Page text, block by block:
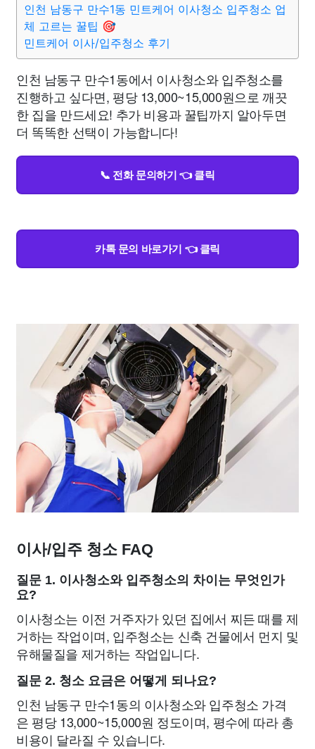
인천 남동구 만수1동 민트케어 이사청소 입주청소 업
체 고르는 꿀팁 🎯
민트케어 이사/입주청소 후기
인천 남동구 만수1동에서 이사청소와 입주청소를
진행하고 싶다면, 평당 13,000~15,000원으로 깨끗
한 집을 만드세요! 추가 비용과 꿀팁까지 알아두면
더 똑똑한 선택이 가능합니다!
📞 전화 문의하기 👈 클릭
카톡 문의 바로가기 👈 클릭
이사/입주 청소 FAQ
질문 1. 이사청소와 입주청소의 차이는 무엇인가
요?
이사청소는 이전 거주자가 있던 집에서 찌든 때를 제
거하는 작업이며, 입주청소는 신축 건물에서 먼지 및
유해물질을 제거하는 작업입니다.
질문 2. 청소 요금은 어떻게 되나요?
인천 남동구 만수1동의 이사청소와 입주청소 가격
은 평당 13,000~15,000원 정도이며, 평수에 따라 총
비용이 달라질 수 있습니다.